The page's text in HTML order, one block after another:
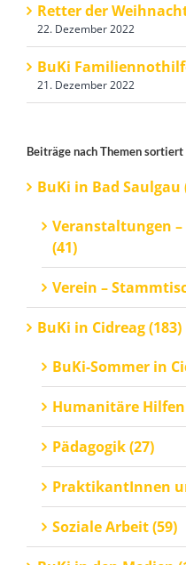
Retter der
22. Dezember 2022
BuKi
21. Dezember 2022
Beiträge nach Themen sortiert
BuKi in Bad Saulgau
Veranstaltungen
(41)
Verein –
BuKi in Cidreag (183)
BuKi-Sommer in
Humanitäre Hilfen
Pädagogik (27)
PraktikantInnen
Soziale Arbeit (59)